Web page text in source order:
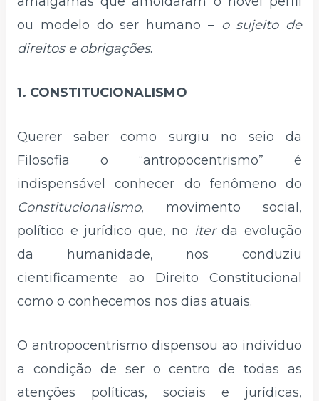
ou modelo do ser humano – o sujeito de
direitos e obrigações.
1. CONSTITUCIONALISMO
Querer saber como surgiu no seio da
Filosofia o “antropocentrismo” é
indispensável conhecer do fenômeno do
Constitucionalismo, movimento social,
político e jurídico que, no iterda evolução
da humanidade, nos conduziu
cientificamente ao Direito Constitucional
como o conhecemos nos dias atuais.
O antropocentrismo dispensou ao indivíduo
a condição de ser o centro de todas as
atenções políticas, sociais e jurídicas,